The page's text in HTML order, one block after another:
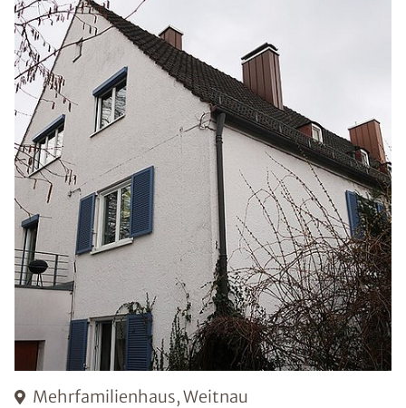
Mehrfamilienhaus, Weitnau